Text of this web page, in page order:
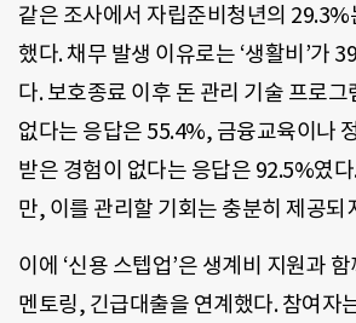
같은 조사에서 자립준비청년의
했다. 채무 발생 이유로는 ‘생활비’가
다. 보호종료 이후 돈 관리 기술 프로그
없다는 응답은 55.4%, 금융교육이나
받은 경험이 없다는 응답은 92.5%였
만, 이를 관리할 기회는 충분히 제공되
이에 ‘신용 스텝업’은 생계비 지원과
멘토링, 긴급대출을 연계했다. 참여자